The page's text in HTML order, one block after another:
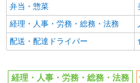
弁当・惣菜
経理・人事・労務・総務・法務
配送・配達ドライバー
経理・人事・労務・総務・法務